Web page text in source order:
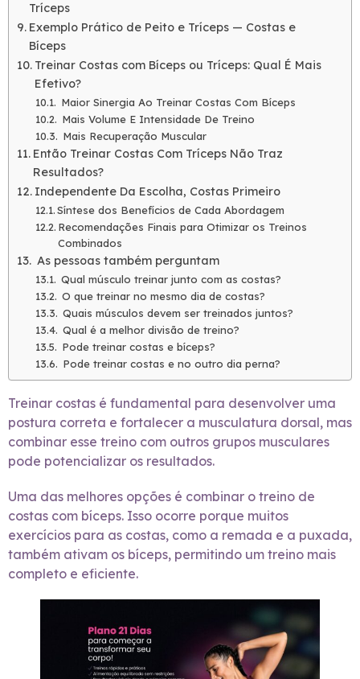
Tríceps
Exemplo Prático de Peito e Tríceps — Costas e
Bíceps
Treinar Costas com Bíceps ou Tríceps: Qual É Mais
Efetivo?
Maior Sinergia Ao Treinar Costas Com Bíceps
Mais Volume E Intensidade De Treino
Mais Recuperação Muscular
Então Treinar Costas Com Tríceps Não Traz
Resultados?
Independente Da Escolha, Costas Primeiro
Síntese dos Benefícios de Cada Abordagem
Recomendações Finais para Otimizar os Treinos
Combinados
As pessoas também perguntam
Qual músculo treinar junto com as costas?
O que treinar no mesmo dia de costas?
Quais músculos devem ser treinados juntos?
Qual é a melhor divisão de treino?
Pode treinar costas e bíceps?
Pode treinar costas e no outro dia perna?
Treinar costas é fundamental para desenvolver uma
postura correta e fortalecer a musculatura dorsal, mas
combinar esse treino com outros grupos musculares
pode potencializar os resultados.
Uma das melhores opções é combinar o treino de
costas com bíceps. Isso ocorre porque muitos
exercícios para as costas, como a remada e a puxada,
também ativam os bíceps, permitindo um treino mais
completo e eficiente.